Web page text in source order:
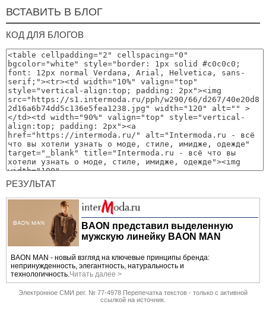
ВСТАВИТЬ В БЛОГ
КОД ДЛЯ БЛОГОВ
РЕЗУЛЬТАТ
BAON представил выделенную
мужскую линейку BAON MAN
BAON MAN - новый взгляд на ключевые принципы бренда:
непринужденность, элегантность, натуральность и
технологичность.Читать далее >
Электронное СМИ рег. № 77-4978 Перепечатка текстов - только с активной
ссылкой на источник.